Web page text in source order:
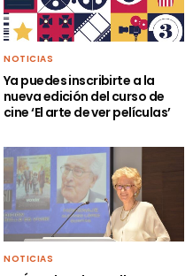
NOTICIAS
Ya puedes inscribirte a la
nueva edición del curso de
cine ‘El arte de ver películas’
NOTICIAS